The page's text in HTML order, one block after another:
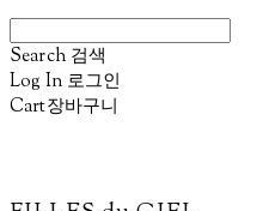
Search 검색
Log In 로그인
Cart장바구니